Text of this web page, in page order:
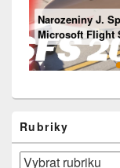
Ventilace
Narozeniny J.
Microsoft Flight
Mouseviator
Rubriky
Rubriky